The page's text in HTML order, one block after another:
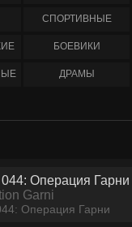
СПОРТИВНЫЕ
БОЕВИКИ
ДРАМЫ
044: Операция Гарни
Garni
Операция Гарни